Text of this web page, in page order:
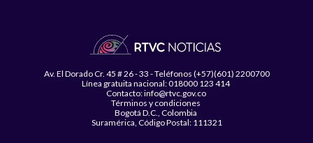
Av. El Dorado Cr. 45 # 26 - 33 - Teléfonos (+57)(601) 2200700
Línea gratuita nacional: 018000 123 414
Contacto: info@rtvc.gov.co
Términos y condiciones
Bogotá D.C., Colombia
Suramérica, Código Postal: 111321